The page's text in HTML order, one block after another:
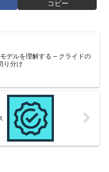
コピー
デルを理解する – クライドの
り分け